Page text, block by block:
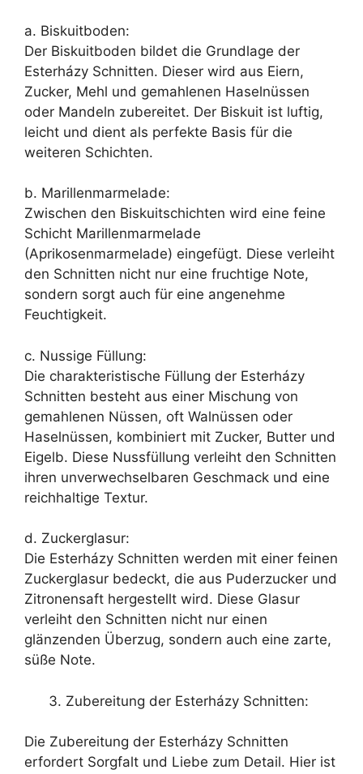
a. Biskuitboden:
Der Biskuitboden bildet die Grundlage der
Esterházy Schnitten. Dieser wird aus Eiern,
Zucker, Mehl und gemahlenen Haselnüssen
oder Mandeln zubereitet. Der Biskuit ist luftig,
leicht und dient als perfekte Basis für die
weiteren Schichten.
b. Marillenmarmelade:
Zwischen den Biskuitschichten wird eine feine
Schicht Marillenmarmelade
(Aprikosenmarmelade) eingefügt. Diese verleiht
den Schnitten nicht nur eine fruchtige Note,
sondern sorgt auch für eine angenehme
Feuchtigkeit.
c. Nussige Füllung:
Die charakteristische Füllung der Esterházy
Schnitten besteht aus einer Mischung von
gemahlenen Nüssen, oft Walnüssen oder
Haselnüssen, kombiniert mit Zucker, Butter und
Eigelb. Diese Nussfüllung verleiht den Schnitten
ihren unverwechselbaren Geschmack und eine
reichhaltige Textur.
d. Zuckerglasur:
Die Esterházy Schnitten werden mit einer feinen
Zuckerglasur bedeckt, die aus Puderzucker und
Zitronensaft hergestellt wird. Diese Glasur
verleiht den Schnitten nicht nur einen
glänzenden Überzug, sondern auch eine zarte,
süße Note.
Zubereitung der Esterházy Schnitten:
Die Zubereitung der Esterházy Schnitten
erfordert Sorgfalt und Liebe zum Detail. Hier ist